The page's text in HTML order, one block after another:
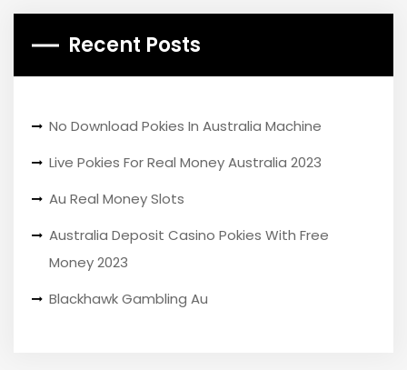
Recent Posts
No Download Pokies In Australia Machine
Live Pokies For Real Money Australia 2023
Au Real Money Slots
Australia Deposit Casino Pokies With Free
Money 2023
Blackhawk Gambling Au